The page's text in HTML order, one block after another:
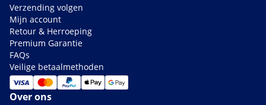
Verzending volgen
Mijn account
Retour & Herroeping
Premium Garantie
FAQs
Veilige betaalmethoden
Over ons